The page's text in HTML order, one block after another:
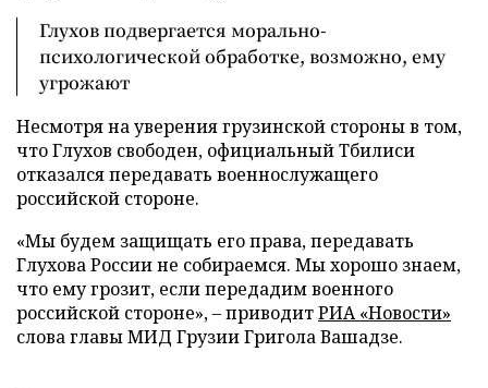
Глухов подвергается морально-
психологической обработке, возможно, ему
угрожают
Несмотря на уверения грузинской стороны в том,
что Глухов свободен, официальный Тбилиси
отказался передавать военнослужащего
российской стороне.
«Мы будем защищать его права, передавать
Глухова России не собираемся. Мы хорошо знаем,
что ему грозит, если передадим военного
российской стороне», – приводитРИА «Новости»
слова главы МИД Грузии Григола Вашадзе.